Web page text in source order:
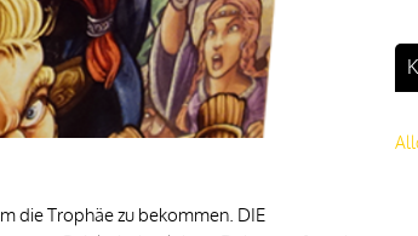
die Trophäe zu bekommen. DIE